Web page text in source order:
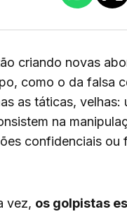
criando novas
como o da falsa
as táticas, velhas:
na
confidenciais
vez, os golpistas